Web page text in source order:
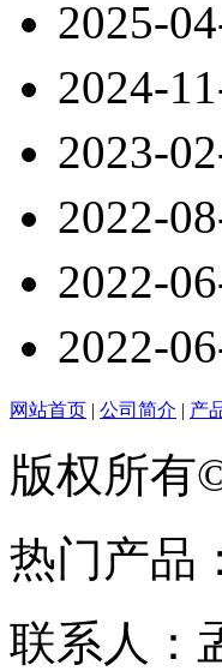
2025-
2024-
2023-
2022-
2022-
2022-
网站首页 | 公司简介 | 产
版权所有
热门产品
联系人：